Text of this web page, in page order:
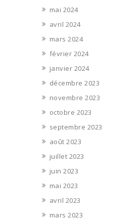
mai 2024
avril 2024
mars 2024
février 2024
janvier 2024
décembre 2023
novembre 2023
octobre 2023
septembre 2023
août 2023
juillet 2023
juin 2023
mai 2023
avril 2023
mars 2023